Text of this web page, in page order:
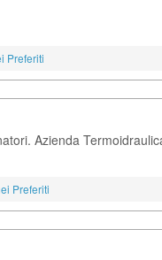
Preferiti
Azienda
Preferiti